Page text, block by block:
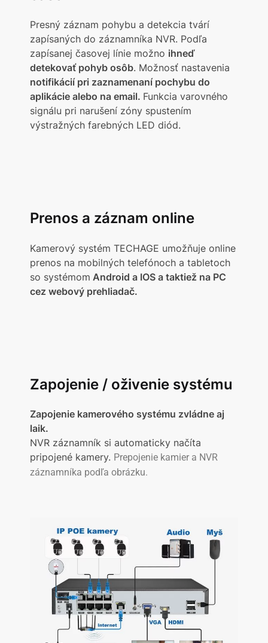
Presný záznam pohybu a detekcia tvárí
zapísaných do záznamníka NVR. Podľa
zapísanej časovej línie možno ihneď
detekovať pohyb osôb. Možnosť nastavenia
notifikácií pri zaznamenaní pochybu do
aplikácie alebo na email. Funkcia varovného
signálu pri narušení zóny spustením
výstražných farebných LED diód.
Prenos a záznam online
Kamerový systém TECHAGE umožňuje online
prenos na mobilných telefónoch a tabletoch
so systémom Android a IOS a taktiež na PC
cez webový prehliadač.
Zapojenie / oživenie systému
Zapojenie kamerového systému zvládne aj
laik.
NVR záznamník si automaticky načíta
pripojené kamery. Prepojenie kamier a NVR
záznamníka podľa obrázku.